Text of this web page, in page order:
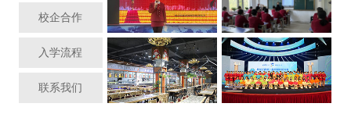
校企合作
入学流程
联系我们